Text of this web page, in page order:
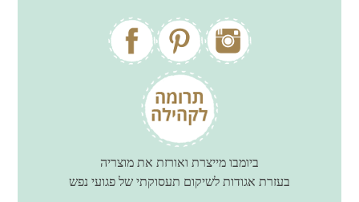
ביומבו מייצרת ואורזת את מוצריה
בעזרת אגודות לשיקום תעסוקתי של פגועי נפש